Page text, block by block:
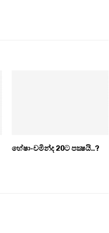
හේෂා-චමින්ද 20ට පක්‍ෂයි..?